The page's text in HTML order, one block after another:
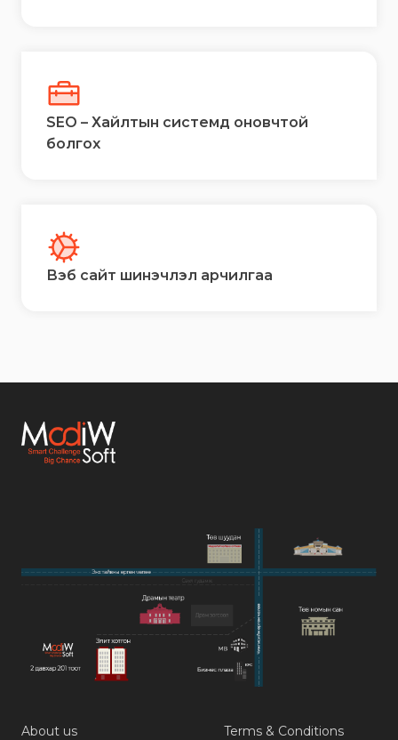
SEO – Хайлтын системд оновчтой
болгох
Вэб сайт шинэчлэл арчилгаа
About us
Terms & Conditions